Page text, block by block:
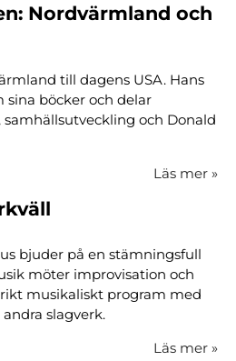
Nordvärmland och
till dagens USA. Hans
böcker och delar
och Donald
Läs mer »
bjuder på en stämningsfull
möter improvisation och
musikaliskt program med
slagverk.
Läs mer »